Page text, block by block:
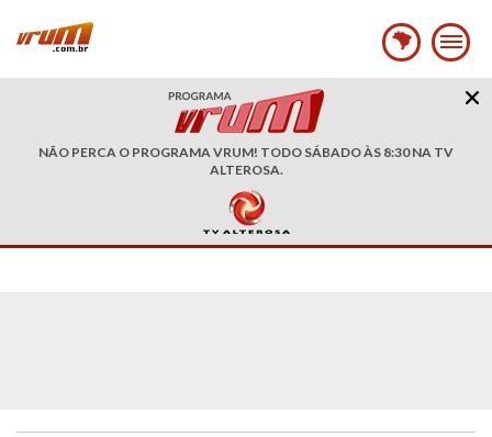
NÃO PERCA O PROGRAMA VRUM! TODO SÁBADO ÀS 8:30 NA TV
ALTEROSA.